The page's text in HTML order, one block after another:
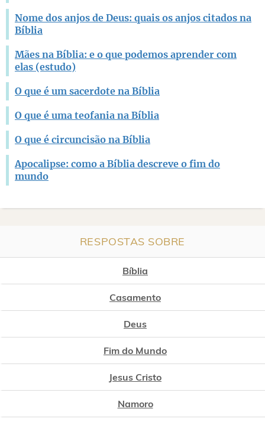
Nome dos anjos de Deus: quais os anjos citados na
Bíblia
Mães na Bíblia: e o que podemos aprender com
elas (estudo)
O que é um sacerdote na Bíblia
O que é uma teofania na Bíblia
O que é circuncisão na Bíblia
Apocalipse: como a Bíblia descreve o fim do
mundo
RESPOSTAS SOBRE
Bíblia
Casamento
Deus
Fim do Mundo
Jesus Cristo
Namoro